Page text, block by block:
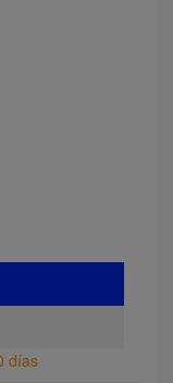
días